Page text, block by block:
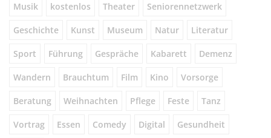
Musik kostenlos Theater Seniorennetzwerk
Geschichte Kunst Museum Natur Literatur
Sport Führung Gespräche Kabarett Demenz
Wandern Brauchtum Film Kino Vorsorge
Beratung Weihnachten Pflege Feste Tanz
Vortrag Essen Comedy Digital Gesundheit